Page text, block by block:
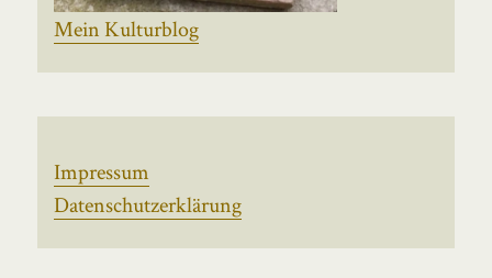
Mein Kulturblog
Impressum
Datenschutzerklärung